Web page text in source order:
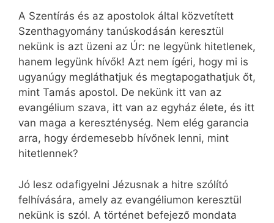
A Szentírás és az apostolok által közvetített
Szenthagyomány tanúskodásán keresztül
nekünk is azt üzeni az Úr: ne legyünk hitetlenek,
hanem legyünk hívők! Azt nem ígéri, hogy mi is
ugyanúgy megláthatjuk és megtapogathatjuk őt,
mint Tamás apostol. De nekünk itt van az
evangélium szava, itt van az egyház élete, és itt
van maga a kereszténység. Nem elég garancia
arra, hogy érdemesebb hívőnek lenni, mint
hitetlennek?
Jó lesz odafigyelni Jézusnak a hitre szólító
felhívására, amely az evangéliumon keresztül
nekünk is szól. A történet befejező mondata